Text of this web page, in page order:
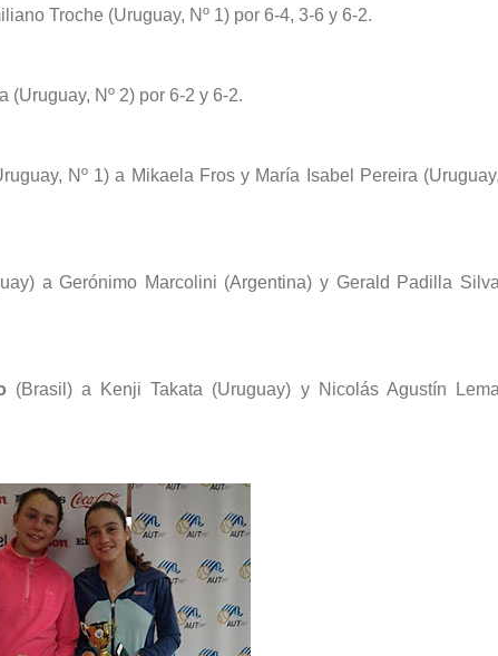
Troche (Uruguay, Nº 1) por 6-4, 3-6 y 6-2.
(Uruguay, Nº 2) por 6-2 y 6-2.
Nº 1) a Mikaela Fros y María Isabel Pereira (Uruguay,
a Gerónimo Marcolini (Argentina) y Gerald Padilla Silva
(Brasil) a Kenji Takata (Uruguay) y Nicolás Agustín Lema